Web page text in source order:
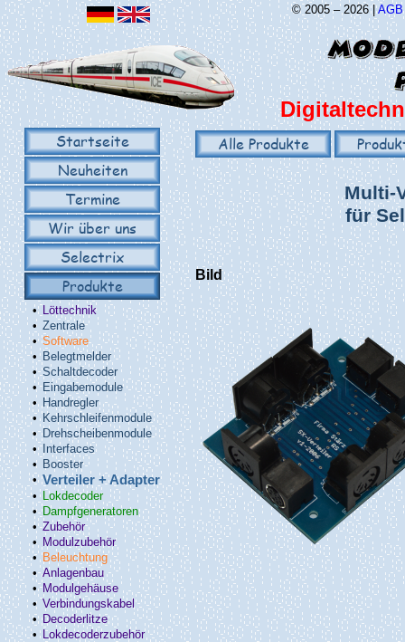
© 2005 – 2026 |AGB
Startseite
Neuheiten
Termine
Wir über uns
Selectrix
Produkte
• Löttechnik
• Zentrale
• Software
• Belegtmelder
•Schaltdecoder
• Eingabemodule
• Handregler
• Kehrschleifenmodule
• Drehscheibenmodule
• Interfaces
• Booster
• Verteiler + Adapter
• Lokdecoder
• Dampfgeneratoren
•Zubehör
• Modulzubehör
• Beleuchtung
•Anlagenbau
• Modulgehäuse
• Verbindungskabel
• Decoderlitze
• Lokdecoderzubehör
Alle Produkte
Multi-
für
Bild